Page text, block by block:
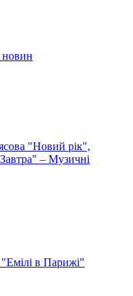
новин
"Новий рік",
– Музичні
в Парижі"